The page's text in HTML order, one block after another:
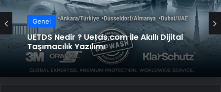
Genel
UETDS Nedir ? Uetds.com İle Akıllı Dijital
Taşımacılık Yazılımı
Genel